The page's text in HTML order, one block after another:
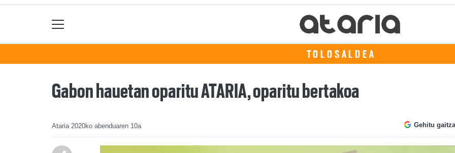
TOLOSALDEA
Gabon hauetan oparitu ATARIA, oparitu bertakoa
Ataria 2020ko abenduaren 10a Gehitu